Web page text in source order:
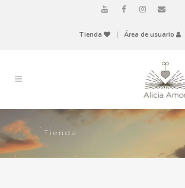
Tienda Área de usuario
Tienda